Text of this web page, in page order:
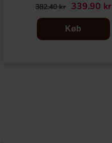
382.40 kr 339.90 kr
Køb